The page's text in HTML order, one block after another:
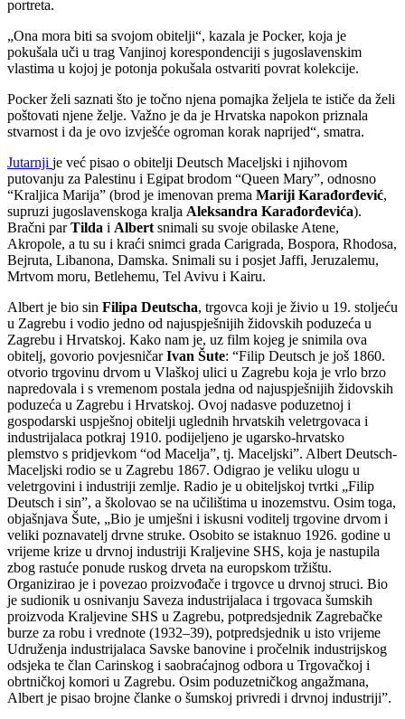
portreta.
„Ona mora biti sa svojom obitelji“, kazala je Pocker, koja je
pokušala uči u trag Vanjinoj korespondenciji s jugoslavenskim
vlastima u kojoj je potonja pokušala ostvariti povrat kolekcije.
Pocker želi saznati što je točno njena pomajka željela te ističe da želi
poštovati njene želje. Važno je da je Hrvatska napokon priznala
stvarnost i da je ovo izvješće ogroman korak naprijed“, smatra.
Jutarnji je već pisao o obitelji Deutsch Maceljski i njihovom
putovanju za Palestinu i Egipat brodom “Queen Mary”, odnosno
“Kraljica Marija” (brod je imenovan prema Mariji Karađorđević,
supruzi jugoslavenskoga kralja Aleksandra Karađorđevića).
Bračni parTilda i Albert snimali su svoje obilaske Atene,
Akropole, a tu su i kraći snimci grada Carigrada, Bospora, Rhodosa,
Bejruta, Libanona, Damska. Snimali su i posjet Jaffi, Jeruzalemu,
Mrtvom moru, Betlehemu, Tel Avivu i Kairu.
Albert je bio sin Filipa Deutscha, trgovca koji je živio u 19. stoljeću
u Zagrebu i vodio jedno od najuspješnijih židovskih poduzeća u
Zagrebu i Hrvatskoj. Kako nam je, uz film kojeg je snimila ova
obitelj, govorio povjesničarIvan Šute: “Filip Deutsch je još 1860.
otvorio trgovinu drvom u Vlaškoj ulici u Zagrebu koja je vrlo brzo
napredovala i s vremenom postala jedna od najuspješnijih židovskih
poduzeća u Zagrebu i Hrvatskoj. Ovoj nadasve poduzetnoj i
gospodarski uspješnoj obitelji uglednih hrvatskih veletrgovaca i
industrijalaca potkraj 1910. podijeljeno je ugarsko-hrvatsko
plemstvo s pridjevkom “od Macelja”, tj. Maceljski”. Albert Deutsch-
Maceljski rodio se u Zagrebu 1867. Odigrao je veliku ulogu u
veletrgovini i industriji zemlje. Radio je u obiteljskoj tvrtki „Filip
Deutsch i sin”, a školovao se na učilištima u inozemstvu. Osim toga,
objašnjava Šute, „Bio je umješni i iskusni voditelj trgovine drvom i
veliki poznavatelj drvne struke. Osobito se istaknuo 1926. godine u
vrijeme krize u drvnoj industriji Kraljevine SHS, koja je nastupila
zbog rastuće ponude ruskog drveta na europskom tržištu.
Organizirao je i povezao proizvođače i trgovce u drvnoj struci. Bio
je sudionik u osnivanju Saveza industrijalaca i trgovaca šumskih
proizvoda Kraljevine SHS u Zagrebu, potpredsjednik Zagrebačke
burze za robu i vrednote (1932–39), potpredsjednik u isto vrijeme
Udruženja industrijalaca Savske banovine i pročelnik industrijskog
odsjeka te član Carinskog i saobraćajnog odbora u Trgovačkoj i
obrtničkoj komori u Zagrebu. Osim poduzetničkog angažmana,
Albert je pisao brojne članke o šumskoj privredi i drvnoj industriji”.